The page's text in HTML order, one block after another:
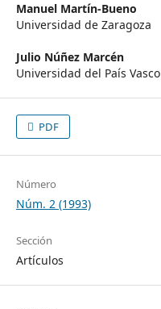
Manuel Martín-Bueno
Universidad de Zaragoza
Julio Núñez Marcén
Universidad del País Vasco
PDF
Número
Núm. 2 (1993)
Sección
Artículos